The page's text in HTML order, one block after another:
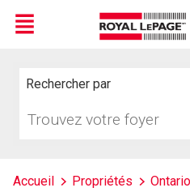
Menu
Rechercher par
votre
Accueil Propriétés Ontario